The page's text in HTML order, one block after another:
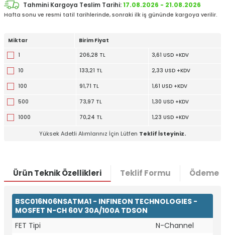
Tahmini Kargoya Teslim Tarihi:17.08.2026 - 21.08.2026
Hafta sonu ve resmi tatil tarihlerinde, sonraki ilk iş gününde kargoya verilir.
Miktar
Birim Fiyat
1
206,28 TL 3,61 USD +KDV
10 133,21 TL 2,33 USD +KDV
100 91,71 TL 1,61 USD +KDV
500 73,97 TL 1,30 USD +KDV
1000 70,24 TL 1,23 USD +KDV
Yüksek Adetli Alımlarınız İçin Lütfen Teklif İsteyiniz.
Ürün Teknik Özellikleri Teklif Formu Ödeme
BSC016N06NSATMA1 - INFINEON TECHNOLOGIES -
MOSFET N-CH 60V 30A/100A TDSON
FET Tipi
N-Channel